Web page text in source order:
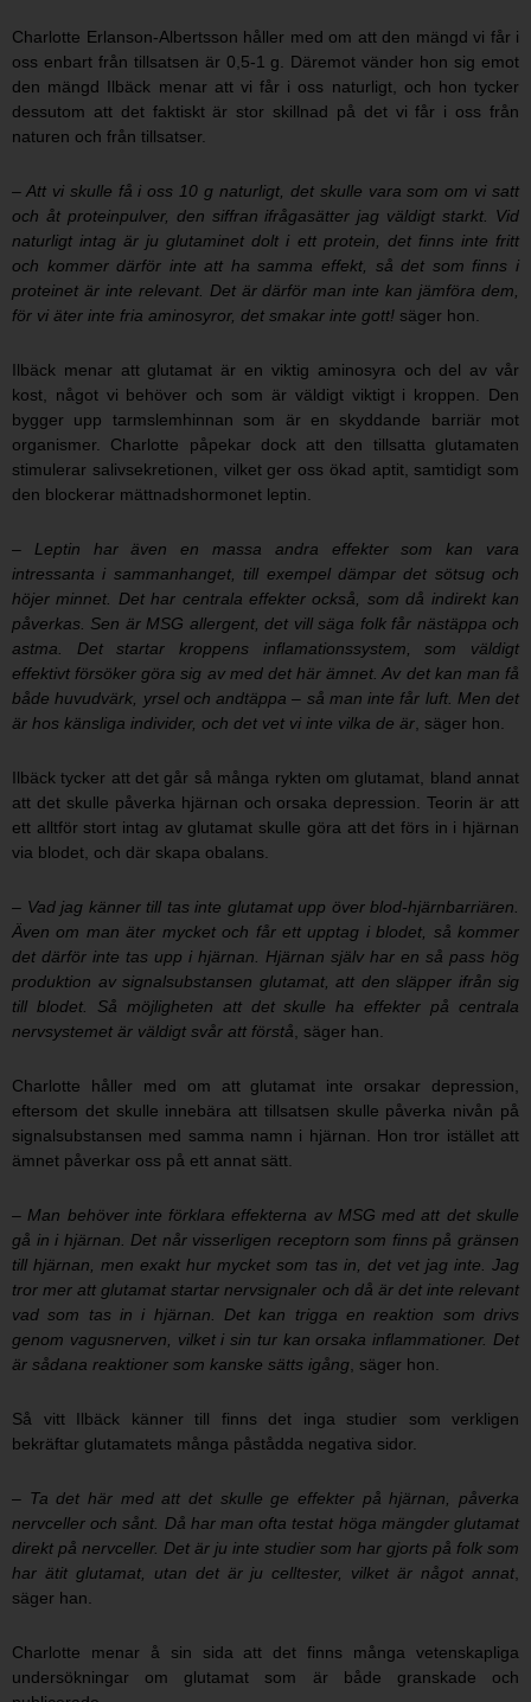
Charlotte Erlanson-Albertsson håller med om att den mängd vi får i
oss enbart från tillsatsen är 0,5-1 g. Däremot vänder hon sig emot
den mängd Ilbäck menar att vi får i oss naturligt, och hon tycker
dessutom att det faktiskt är stor skillnad på det vi får i oss från
naturen och från tillsatser.
– Att vi skulle få i oss 10 g naturligt, det skulle vara som om vi satt
och åt proteinpulver, den siffran ifrågasätter jag väldigt starkt. Vid
naturligt intag är ju glutaminet dolt i ett protein, det finns inte fritt
och kommer därför inte att ha samma effekt, så det som finns i
proteinet är inte relevant. Det är därför man inte kan jämföra dem,
för vi äter inte fria aminosyror, det smakar inte gott! säger hon.
Ilbäck menar att glutamat är en viktig aminosyra och del av vår
kost, något vi behöver och som är väldigt viktigt i kroppen. Den
bygger upp tarmslemhinnan som är en skyddande barriär mot
organismer. Charlotte påpekar dock att den tillsatta glutamaten
stimulerar salivsekretionen, vilket ger oss ökad aptit, samtidigt som
den blockerar mättnadshormonet leptin.
– Leptin har även en massa andra effekter som kan vara
intressanta i sammanhanget, till exempel dämpar det sötsug och
höjer minnet. Det har centrala effekter också, som då indirekt kan
påverkas. Sen är MSG allergent, det vill säga folk får nästäppa och
astma. Det startar kroppens inflamationssystem, som väldigt
effektivt försöker göra sig av med det här ämnet. Av det kan man få
både huvudvärk, yrsel och andtäppa – så man inte får luft. Men det
är hos känsliga individer, och det vet vi inte vilka de är, säger hon.
Ilbäck tycker att det går så många rykten om glutamat, bland annat
att det skulle påverka hjärnan och orsaka depression. Teorin är att
ett alltför stort intag av glutamat skulle göra att det förs in i hjärnan
via blodet, och där skapa obalans.
– Vad jag känner till tas inte glutamat upp över blod-hjärnbarriären.
Även om man äter mycket och får ett upptag i blodet, så kommer
det därför inte tas upp i hjärnan. Hjärnan själv har en så pass hög
produktion av signalsubstansen glutamat, att den släpper ifrån sig
till blodet. Så möjligheten att det skulle ha effekter på centrala
nervsystemet är väldigt svår att förstå, säger han.
Charlotte håller med om att glutamat inte orsakar depression,
eftersom det skulle innebära att tillsatsen skulle påverka nivån på
signalsubstansen med samma namn i hjärnan. Hon tror istället att
ämnet påverkar oss på ett annat sätt.
– Man behöver inte förklara effekterna av MSG med att det skulle
gå in i hjärnan. Det når visserligen receptorn som finns på gränsen
till hjärnan, men exakt hur mycket som tas in, det vet jag inte. Jag
tror mer att glutamat startar nervsignaler och då är det inte relevant
vad som tas in i hjärnan. Det kan trigga en reaktion som drivs
genom vagusnerven, vilket i sin tur kan orsaka inflammationer. Det
är sådana reaktioner som kanske sätts igång, säger hon.
Så vitt Ilbäck känner till finns det inga studier som verkligen
bekräftar glutamatets många påstådda negativa sidor.
– Ta det här med att det skulle ge effekter på hjärnan, påverka
nervceller och sånt. Då har man ofta testat höga mängder glutamat
direkt på nervceller. Det är ju inte studier som har gjorts på folk som
har ätit glutamat, utan det är ju celltester, vilket är något annat,
säger han.
Charlotte menar å sin sida att det finns många vetenskapliga
undersökningar om glutamat som är både granskade och